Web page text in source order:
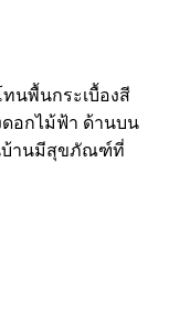
ทนพื้นกระเบื้องสี
ดอกไม้ฟ้า ด้านบน
บ้านมีสุขภัณฑ์ที่